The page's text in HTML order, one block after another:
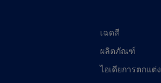
เฉดสี
ผลิตภัณฑ์
ไอเดียการตกแต่ง